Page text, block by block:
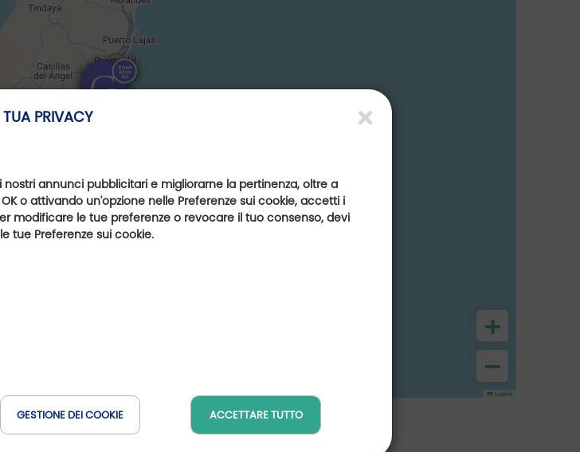
TUA PRIVACY
annunci pubblicitari e migliorarne la pertinenza, oltre a
o attivando un'opzione nelle Preferenze sui cookie, accetti i
modificare le tue preferenze o revocare il tuo consenso, devi
tue Preferenze sui cookie.
GESTIONE DEI COOKIE ACCETTARE TUTTO
+
−
Leaflet